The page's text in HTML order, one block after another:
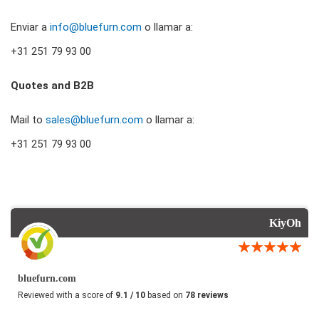
Enviar a info@bluefurn.com o llamar a:
+31 251 79 93 00
Quotes and B2B
Mail to sales@bluefurn.com o llamar a:
+31 251 79 93 00
KiyOh
bluefurn.com
Reviewed with a score of 9.1 / 10 based on 78 reviews